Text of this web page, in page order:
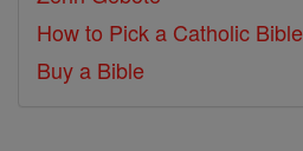
How to Pick a Catholic Bible
Buy a Bible